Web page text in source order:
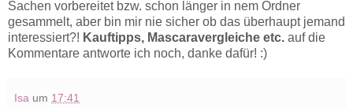
Sachen vorbereitet bzw. schon länger in nem Ordner
gesammelt, aber bin mir nie sicher ob das überhaupt jemand
interessiert?! Kauftipps, Mascaravergleiche etc. auf die
Kommentare antworte ich noch, danke dafür! :)
Isa um 17:41